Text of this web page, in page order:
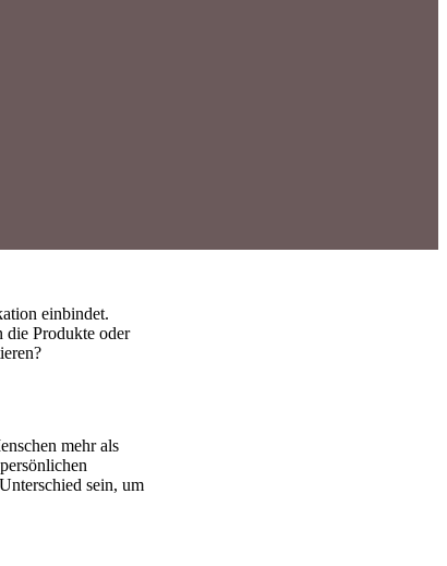
einbindet.
die Produkte oder
mehr als
sein, um